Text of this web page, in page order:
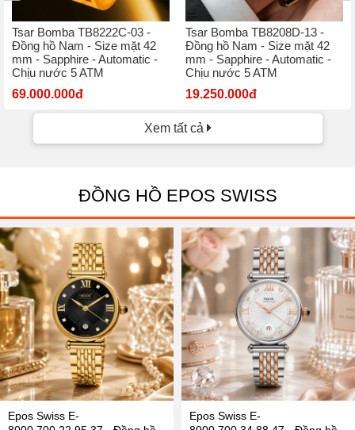
Tsar Bomba TB8222C-03 -
Đồng hồ Nam - Size mặt 42
mm - Sapphire - Automatic -
Chịu nước 5 ATM
69.000.000đ
Tsar Bomba TB8208D-13 -
Đồng hồ Nam - Size mặt 42
mm - Sapphire - Automatic -
Chịu nước 5 ATM
19.250.000đ
Xem tất cả
ĐỒNG HỒ EPOS SWISS
Epos Swiss E-
Epos Swiss E-